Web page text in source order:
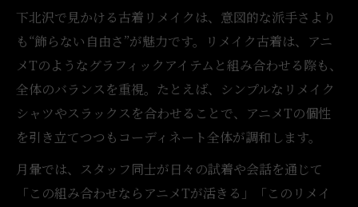
下北沢で見かける古着リメイクは、意図的な派手さより
も“飾らない自由さ”が魅力です。リメイク古着は、アニ
メTのようなグラフィックアイテムと組み合わせる際も、
全体のバランスを重視。たとえば、シンプルなリメイク
シャツやスラックスを合わせることで、アニメTの個性
を引き立てつつもコーディネート全体が調和します。
月暈では、スタッフ同士が日々の試着や会話を通じて
「この組み合わせならアニメTが活きる」「このリメイ